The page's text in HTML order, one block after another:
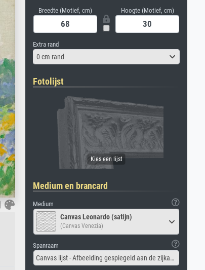
Breedte (Motief, cm) Hoogte (Motief, cm)
Extra rand
0 cm rand
Fotolijst
Medium en brancard
Medium
Canvas Leonardo (satijn)
(Canvas Venezia)
Spanraam
Canvas lijst - Afbeelding gespiegeld aan de zijkant